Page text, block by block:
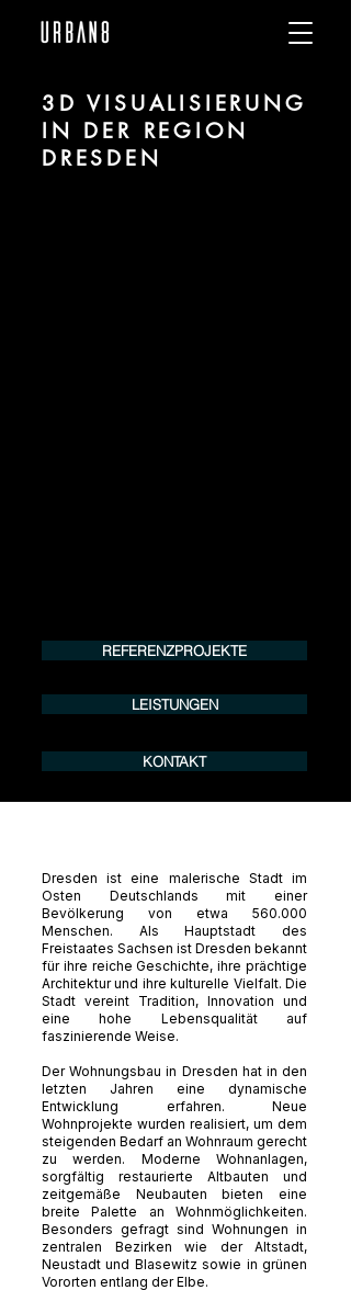
3D VISUALISIERUNG
IN DER REGION
DRESDEN
REFERENZPROJEKTE
LEISTUNGEN
KONTAKT
Dresden ist eine malerische Stadt im
Osten Deutschlands mit einer
Bevölkerung von etwa 560.000
Menschen. Als Hauptstadt des
Freistaates Sachsen ist Dresden bekannt
für ihre reiche Geschichte, ihre prächtige
Architektur und ihre kulturelle Vielfalt. Die
Stadt vereint Tradition, Innovation und
eine hohe Lebensqualität auf
faszinierende Weise.
Der Wohnungsbau in Dresden hat in den
letzten Jahren eine dynamische
Entwicklung erfahren. Neue
Wohnprojekte wurden realisiert, um dem
steigenden Bedarf an Wohnraum gerecht
zu werden. Moderne Wohnanlagen,
sorgfältig restaurierte Altbauten und
zeitgemäße Neubauten bieten eine
breite Palette an Wohnmöglichkeiten.
Besonders gefragt sind Wohnungen in
zentralen Bezirken wie der Altstadt,
Neustadt und Blasewitz sowie in grünen
Vororten entlang der Elbe.